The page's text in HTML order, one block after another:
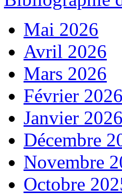
Mai 2026
Avril 2026
Mars 2026
Février 2026
Janvier 2026
Décembre
Novembre
Octobre